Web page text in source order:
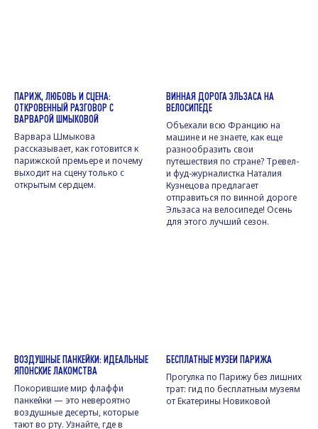
ПАРИЖ, ЛЮБОВЬ И СЦЕНА:
ОТКРОВЕННЫЙ РАЗГОВОР С
ВАРВАРОЙ ШМЫКОВОЙ
Варвара Шмыкова
рассказывает, как готовится к
парижской премьере и почему
выходит на сцену только с
открытым сердцем.
ВИННАЯ ДОРОГА ЭЛЬЗАСА НА
ВЕЛОСИПЕДЕ
Объехали всю Францию на
машине и не знаете, как еще
разнообразить свои
путешествия по стране? Тревел-
и фуд-журналистка Наталия
Кузнецова предлагает
отправиться по винной дороге
Эльзаса на велосипеде! Осень
для этого лучший сезон.
ВОЗДУШНЫЕ ПАНКЕЙКИ: ИДЕАЛЬНЫЕ
ЯПОНСКИЕ ЛАКОМСТВА
Покорившие мир флаффи
панкейки — это невероятно
воздушные десерты, которые
тают во рту. Узнайте, где в
БЕСПЛАТНЫЕ МУЗЕИ ПАРИЖА
Прогулка по Парижу без лишних
трат: гид по бесплатным музеям
от Екатерины Новиковой